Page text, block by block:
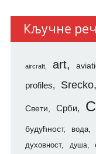
Кључне
aircraft art
profiles Srecko
Свети Срби
будућност вода
духовност душа